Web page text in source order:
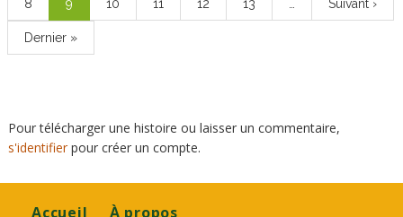
Page
8
Page
courante
9 Page
10 Page
11 Page
12 Page
13
Page
suivante
Suivant ›
Dernière
page
Dernier »
Pour télécharger une histoire ou laisser un commentaire,
s'identifierpour créer un compte.
Footer
Accueil
À propos